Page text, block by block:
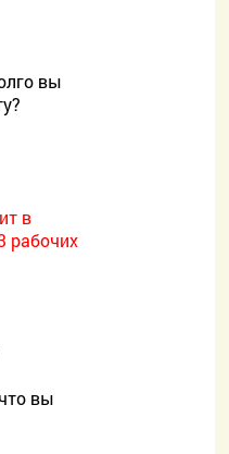
вы
в
рабочих
вы